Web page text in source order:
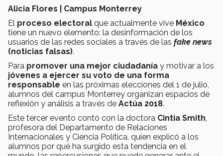
Alicia Flores | Campus Monterrey
El proceso electoral que actualmente vive México
tiene un nuevo elemento: la desinformación de los
usuarios de las redes sociales a través de las fake news
(noticias falsas).
Para promover una mejor ciudadanía y motivar a los
jóvenes a ejercer su voto de una forma
responsable en las próximas elecciones del 1 de julio,
alumnos del campus Monterrey organizan espacios de
reflexión y análisis a través de Actúa 2018.
Este tercer evento contó con la doctora Cintia Smith
profesora del Departamento de Relaciones
Internacionales y Ciencia Política, quien explicó a los
alumnos por qué ha surgido esta tendencia en el